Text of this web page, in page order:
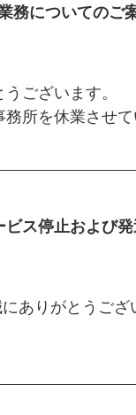
集中時は1週間
リサイクル協会
務についてのご
ございます。
所を休業させて
つきましては
申込みください
物収集業務に
ビス停止および
ありがとうござ